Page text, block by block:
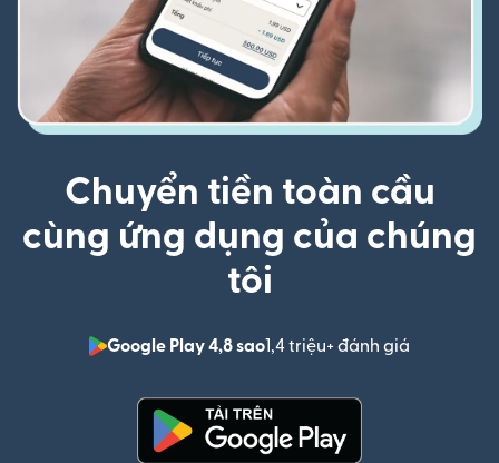
Chuyển tiền toàn cầu
cùng ứng dụng của chúng
tôi
Google Play 4,8 sao1,4 triệu+ đánh giá